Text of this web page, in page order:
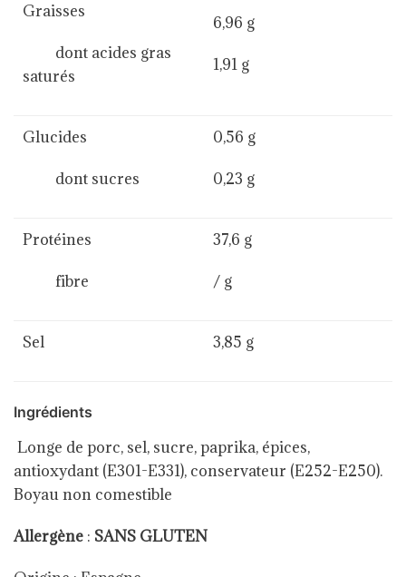
Graisses
dont acides gras
saturés
6,96 g
1,91 g
Glucides
dont sucres
0,56 g
0,23 g
Protéines
fibre
37,6 g
/ g
Sel 3,85 g
Ingrédients
Longe de porc, sel, sucre, paprika, épices,
antioxydant (E301-E331), conservateur (E252-E250).
Boyau non comestible
Allergène : SANS GLUTEN